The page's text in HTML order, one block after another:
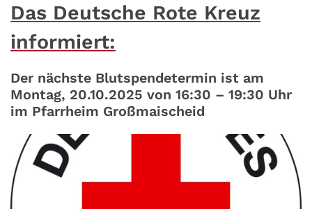
Das Deutsche Rote Kreuz
informiert:
Der nächste Blutspendetermin ist am
Montag, 20.10.2025 von 16:30 – 19:30 Uhr
im Pfarrheim Großmaischeid